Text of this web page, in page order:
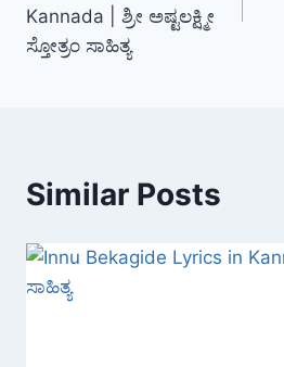
Kannada | ಶ್ರೀ ಅಷ್ಟಲಕ್ಷ್ಮೀ
ಸ್ತೋತ್ರಂ ಸಾಹಿತ್ಯ
Similar Posts